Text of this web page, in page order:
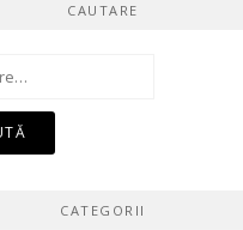
CAUTARE
CATEGORII